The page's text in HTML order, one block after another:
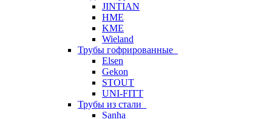
JINTIAN
HME
KME
Wieland
Трубы гофрированные
Elsen
Gekon
STOUT
UNI-FITT
Трубы из стали
Sanha